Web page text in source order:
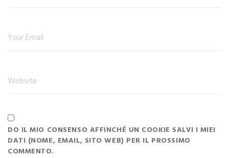
DO IL MIO CONSENSO AFFINCHÉ UN COOKIE SALVI I MIEI
DATI (NOME, EMAIL, SITO WEB) PER IL PROSSIMO
COMMENTO.